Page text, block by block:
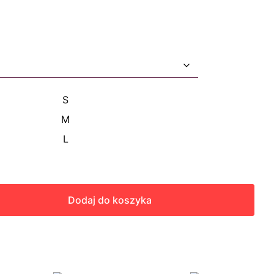
S
M
L
Dodaj do koszyka